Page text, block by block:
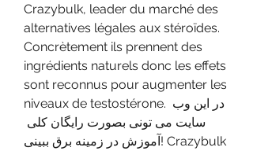
Crazybulk, leader du marché des
alternatives légales aux stéroïdes.
Concrètement ils prennent des
ingrédients naturels donc les effets
sont reconnus pour augmenter les
niveaux de testostérone. در این وب
آموزش در زمینه برق ببینی! Crazybulk